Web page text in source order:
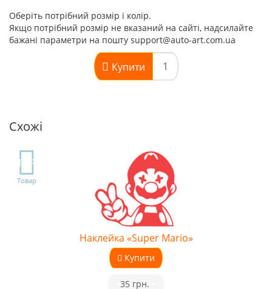
Оберіть потрібний розмір і колір.
Якщо потрібний розмір не вказаний на сайті, надсилайте
бажані параметри на пошту support@auto-art.com.ua
Купити
Схожі
TOP
Товар
Наклейка «Super Mario»
Купити
35 грн.